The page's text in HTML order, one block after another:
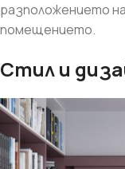
разположението
помещението.
Стил и